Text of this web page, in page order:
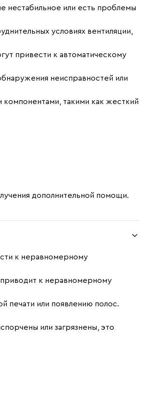
нестабильное или есть проблемы
условиях вентиляции,
привести к автоматическому
неисправностей или
такими как жесткий
дополнительной помощи.
к неравномерному
приводит к неравномерному
печати или появлению полос.
или загрязнены, это